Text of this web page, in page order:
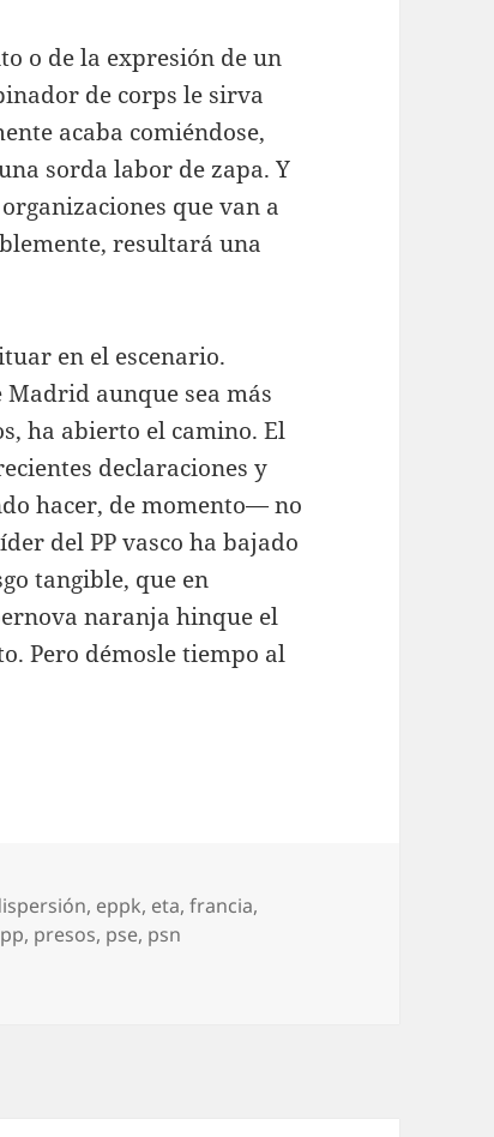
o de la expresión de un
de corps le sirva
acaba comiéndose,
sorda labor de zapa. Y
que van a
resultará una
en el escenario.
aunque sea más
ha abierto el camino. El
declaraciones y
hacer, de momento— no
del PP vasco ha bajado
tangible, que en
naranja hinque el
Pero démosle tiempo al
, eppk, eta,francia,
pp, presos, pse, psn